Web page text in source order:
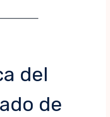
del
de